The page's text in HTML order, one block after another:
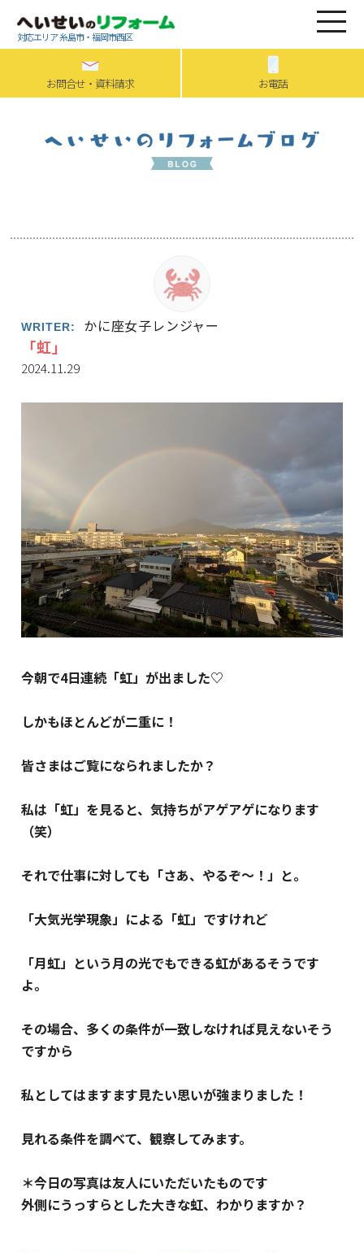
対応エリア 糸島市・福岡市西区
お問合せ・資料請求 お電話
WRITER: かに座女子レンジャー
「虹」
2024.11.29
今朝で4日連続「虹」が出ました♡
しかもほとんどが二重に！
皆さまはご覧になられましたか？
私は「虹」を見ると、気持ちがアゲアゲになります
（笑）
それで仕事に対しても「さあ、やるぞ～！」と。
「大気光学現象」による「虹」ですけれど
「月虹」という月の光でもできる虹があるそうです
よ。
その場合、多くの条件が一致しなければ見えないそう
ですから
私としてはますます見たい思いが強まりました！
見れる条件を調べて、観察してみます。
＊今日の写真は友人にいただいたものです
外側にうっすらとした大きな虹、わかりますか？